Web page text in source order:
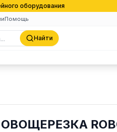
оборудования
Помощь
Найти
ОВОЩЕРЕЗКА